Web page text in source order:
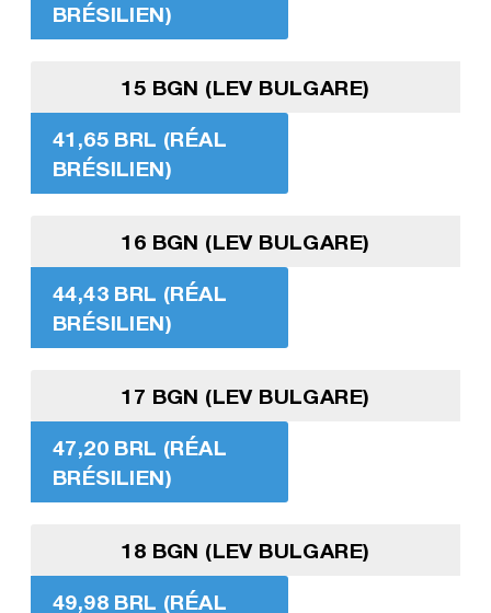
BRÉSILIEN)
15 BGN (LEV BULGARE)
41,65 BRL (RÉAL
BRÉSILIEN)
16 BGN (LEV BULGARE)
44,43 BRL (RÉAL
BRÉSILIEN)
17 BGN (LEV BULGARE)
47,20 BRL (RÉAL
BRÉSILIEN)
18 BGN (LEV BULGARE)
49,98 BRL (RÉAL